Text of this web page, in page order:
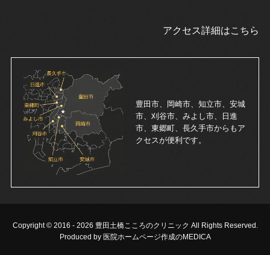
アクセス詳細はこちら
豊田市、岡崎市、知立市、安城
市、刈谷市、みよし市、日進
市、東郷町、長久手市からもア
クセスが便利です。
Copyright © 2016 - 2026 豊田土橋こころのクリニック All Rights Reserved.
Produced by 医院ホームページ作成のMEDICA